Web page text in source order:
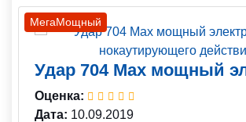
МегаМощный
Оценка:
Дата: 10.09.2019